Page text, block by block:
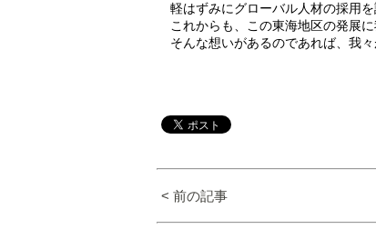
軽はずみにグローバル人材の採用
これからも、この東海地区の発展に
そんな想いがあるのであれば、我
< 前の記事